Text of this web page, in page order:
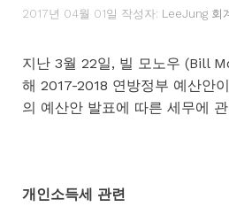
2017년 04월 01일 작성자: LeeJung 회
지난 3월 22일, 빌 모노우 (Bill
해 2017-2018 연방정부 예산안
의 예산안 발표에 따른 세무에
개인소득세 관련